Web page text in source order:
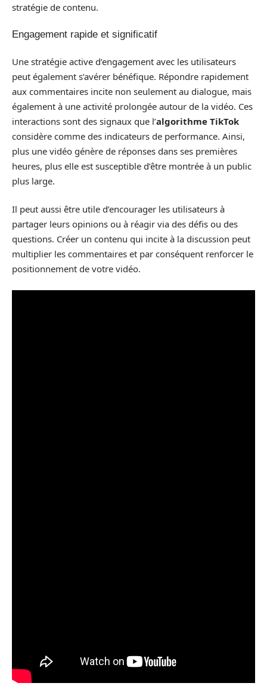
stratégie de contenu.
Engagement rapide et significatif
Une stratégie active d’engagement avec les utilisateurs
peut également s’avérer bénéfique. Répondre rapidement
aux commentaires incite non seulement au dialogue, mais
également à une activité prolongée autour de la vidéo. Ces
interactions sont des signaux que l’algorithme TikTok
considère comme des indicateurs de performance. Ainsi,
plus une vidéo génère de réponses dans ses premières
heures, plus elle est susceptible d’être montrée à un public
plus large.
Il peut aussi être utile d’encourager les utilisateurs à
partager leurs opinions ou à réagir via des défis ou des
questions. Créer un contenu qui incite à la discussion peut
multiplier les commentaires et par conséquent renforcer le
positionnement de votre vidéo.